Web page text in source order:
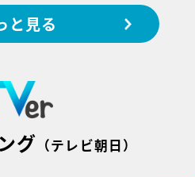
と見る
グ （テレビ朝日）